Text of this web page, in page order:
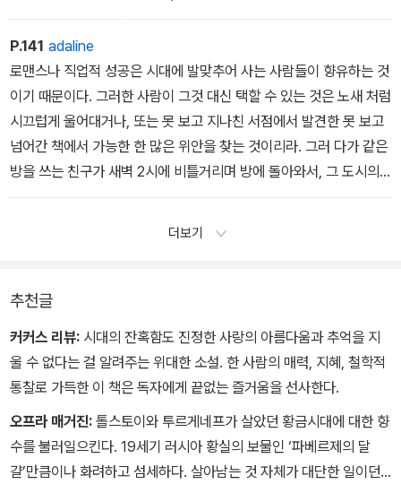
을 받아야 하는 거란다.˝
P.141 adaline
로맨스나 직업적 성공은 시대에 발맞추어 사는 사람들이 향유하는 것
이기 때문이다. 그러한 사람이 그것 대신 택할 수 있는 것은 노새 처럼
시끄럽게 울어대거나, 또는 못 보고 지나친 서점에서 발견한 못 보고
넘어간 책에서 가능한 한 많은 위안을 찾는 것이리라. 그러 다가 같은
방을 쓰는 친구가 새벽 2시에 비틀거리며 방에 돌아와서, 그 도시의
살롱에서 있었던 최신 이야기를 들려주면 어리둥절한 상 태로 말없이
더보기
추천글
커커스 리뷰: 시대의 잔혹함도 진정한 사랑의 아름다움과 추억을 지
울 수 없다는 걸 알려주는 위대한 소설. 한 사람의 매력, 지혜, 철학적
통찰로 가득한 이 책은 독자에게 끝없는 즐거움을 선사한다.
오프라 매거진: 톨스토이와 투르게네프가 살았던 황금시대에 대한 향
수를 불러일으킨다. 19세기 러시아 황실의 보물인 ‘파베르제의 달
걀’만큼이나 화려하고 섬세하다. 살아남는 것 자체가 대단한 일이던